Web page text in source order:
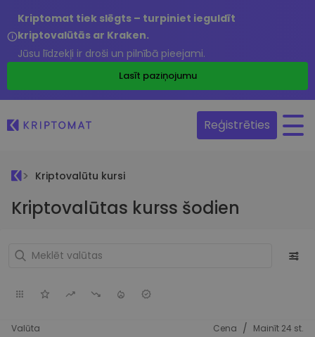
Kriptomat tiek slēgts – turpiniet ieguldīt
kriptovalūtās ar Kraken.
Jūsu līdzekļi ir droši un pilnībā pieejami.
Lasīt paziņojumu
Reģistrēties
Kriptovalūtu kursi
Kriptovalūtas kurss šodien
Valūta Cena / Mainīt 24 st.